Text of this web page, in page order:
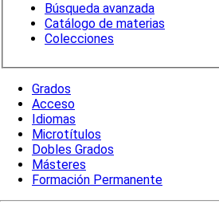
Búsqueda avanzada
Catálogo de materias
Colecciones
Grados
Acceso
Idiomas
Microtítulos
Dobles Grados
Másteres
Formación Permanente